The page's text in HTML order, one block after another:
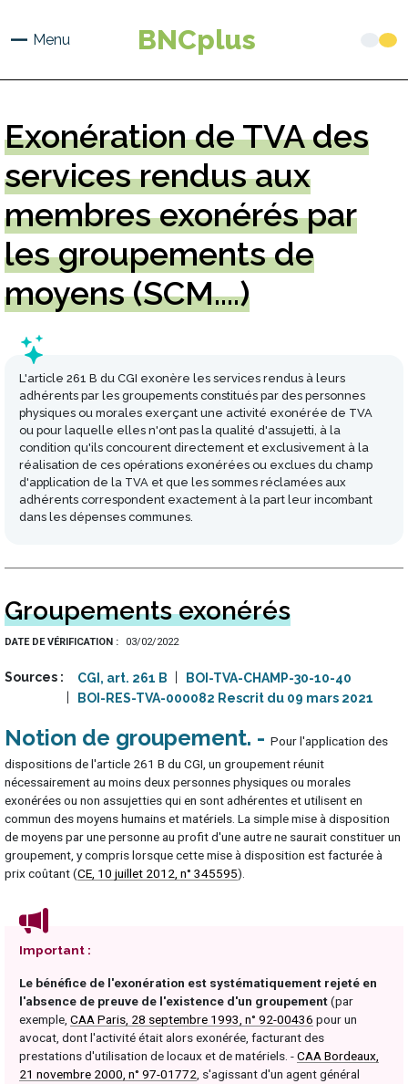
principal
Menu BNCplus
Exonérationde TVA des
services rendus aux
membres exonérés par
les groupements de
moyens (SCM....)
L'article 261 B du CGI exonère les services rendus à leurs
adhérents par les groupements constitués par des personnes
physiques ou morales exerçant une activité exonérée de TVA
ou pour laquelle elles n'ont pas la qualité d'assujetti, à la
condition qu'ils concourent directement et exclusivement à la
réalisation de ces opérations exonérées ou exclues du champ
d'application de la TVA et que les sommes réclamées aux
adhérents correspondent exactement à la part leur incombant
dans les dépenses communes.
Groupements exonérés
DATE DE VÉRIFICATION 03/02/2022
Sources CGI, art. 261 B
BOI-TVA-CHAMP-30-10-40
BOI-RES-TVA-000082 Rescrit du 09 mars 2021
Notion de groupement
Pour l'application des
dispositions de l'article 261 B du CGI, un groupement réunit
nécessairement au moins deux personnes physiques ou morales
exonérées ou non assujetties qui en sont adhérentes et utilisent en
commun des moyens humains et matériels. La simple mise à disposition
de moyens par une personne au profit d'une autre ne saurait constituer un
groupement, y compris lorsque cette mise à disposition est facturée à
prix coûtant (CE, 10 juillet 2012, n° 345595).
Important :
Le bénéfice de l'exonération est systématiquement rejeté en
l'absence de preuve de l'existence d'un groupement(par
exemple, CAA Paris, 28 septembre 1993, n° 92-00436 pour un
avocat, dont l'activité était alors exonérée, facturant des
prestations d'utilisation de locaux et de matériels. -CAA Bordeaux,
21 novembre 2000, n° 97-01772 , s'agissant d'un agent général